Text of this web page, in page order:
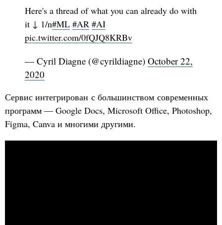
Here's a thread of what you can already do with
it ↓ 1/n#ML #AR #AI
pic.twitter.com/0fQJQ8KRBv
— Cyril Diagne (@cyrildiagne) October 22,
2020
Сервис интегрирован с большинством современных
программ — Google Docs, Microsoft Office, Photoshop,
Figma, Canva и многими другими.